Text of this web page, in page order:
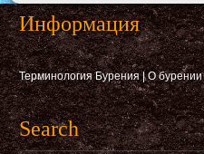
Информация
Терминология Бурения|О бурении
Search